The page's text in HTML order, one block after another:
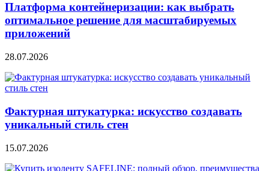
Платформа контейнеризации: как выбрать
оптимальное решение для масштабируемых
приложений
28.07.2026
Фактурная штукатурка: искусство создавать
уникальный стиль стен
15.07.2026